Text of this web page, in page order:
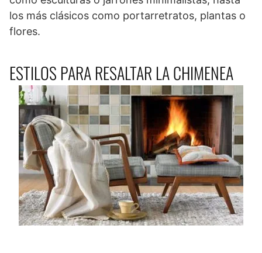
los más clásicos como portarretratos, plantas o
flores.
ESTILOS PARA RESALTAR LA CHIMENEA